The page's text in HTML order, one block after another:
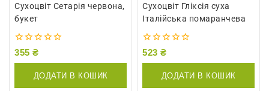
Сухоцвіт Сетарія червона,
букет
0
355 ₴
ДОДАТИ В КОШИК
Сухоцвіт Гліксія суха
Італійська помаранчева
0
523 ₴
ДОДАТИ В КОШИК